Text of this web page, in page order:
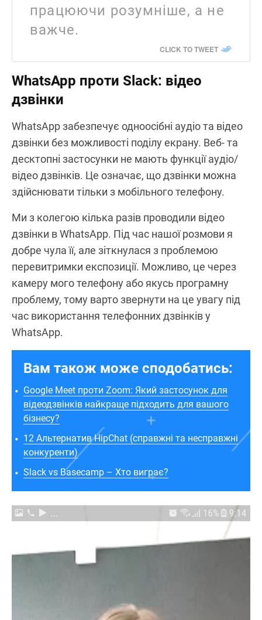
працюючи розумніше, а не
важче.
CLICK TO TWEET
WhatsApp проти Slack: відео
дзвінки
WhatsApp забезпечує одноосібні аудіо та відео
дзвінки без можливості поділу екрану. Веб- та
десктопні застосунки не мають функції аудіо/
відео дзвінків. Це означає, що дзвінки можна
здійснювати тільки з мобільного телефону.
Ми з колегою кілька разів проводили відео
дзвінки в WhatsApp. Під час нашої розмови я
добре чула її, але зіткнулася з проблемою
перевитримки експозиції. Можливо, це через
камеру мого телефону або якусь програмну
проблему, тому варто звернути на це увагу під
час використання телефонних дзвінків у
WhatsApp.
Вам також може сподобатись:
Google Meet проти Zoom: Який застосунок для
відеодзвінків найкраще підходить для вашого
бізнесу?
12 Альтернатив HipChat (справжні та несправжні
конкуренти)
Slack vs Basecamp – Хто виграє?